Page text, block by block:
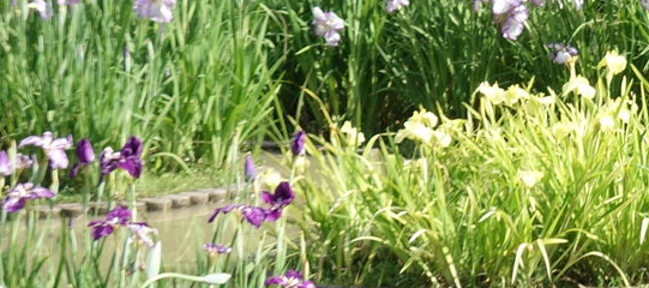
ッ
プ